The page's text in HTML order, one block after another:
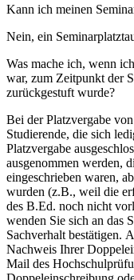
Kann ich meinen
Nein, ein
Was mache ich, wenn
war, zum Zeitpunkt der
zurückgestuft wurde?
Bei der Platzvergabe
Studierende, die sich
Platzvergabe
ausgenommen werden,
eingeschrieben waren,
wurden (z.B., weil die
des B.Ed. noch nicht
wenden Sie sich an das
Sachverhalt bestätigen.
Nachweis Ihrer
Mail des